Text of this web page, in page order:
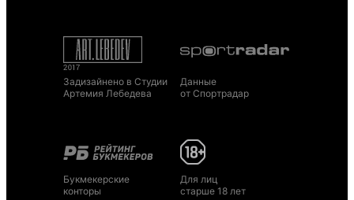
Задизайнено в Студии
Артемия Лебедева
Данные
от Спортрадар
Букмекерские
конторы
Для лиц
старше 18 лет